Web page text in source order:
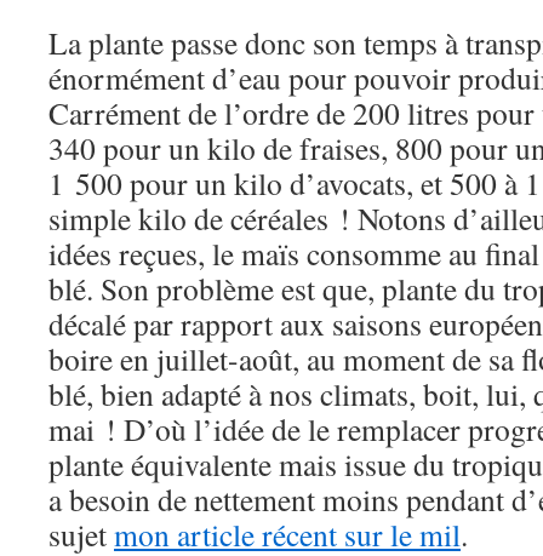
La plante passe donc son temps à
énormément d’eau pour pouvoir
Carrément de l’ordre de 200 litres
340 pour un kilo de fraises, 800 pour
1 500 pour un kilo d’avocats, et 500 à
simple kilo de céréales ! Notons
idées reçues, le maïs consomme au
blé. Son problème est que, plante du
décalé par rapport aux saisons
boire en juillet-août, au moment de sa
blé, bien adapté à nos climats, boit,
mai ! D’où l’idée de le remplacer
plante équivalente mais issue du
a besoin de nettement moins pendant
sujetmon article récent sur le mil.